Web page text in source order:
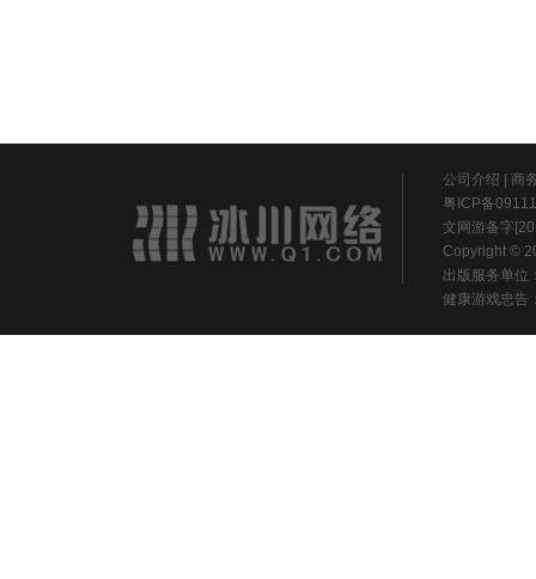
公司介绍
商
粤ICP备
文网游备字
Copyright ©
出版服务单位
健康游戏忠告